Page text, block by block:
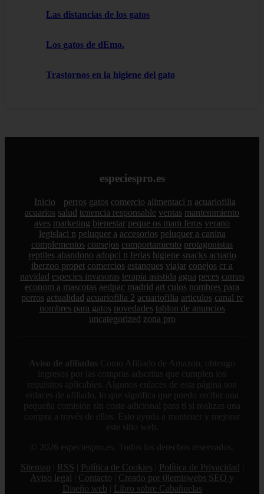
Las distancias de los gatos
Los gatos de dEmo.
Trastornos en la higiene del gato
especiespro.es
Inicio perros gatos comercio alimentaci n acuariofilia
acuarios salud tenencia responsable ventas mantenimiento
aves marketing bienestar peque os mam feros verano
legislaci n peluquer a accesorios peluquer a canina
complementos consejos comportamiento protagonistas
reptiles abandono adopci n ferias higiene snacks acuario
iberzoo propet comercios estanques viajar conejos cr a
navidad especies invasoras terapia asistida agua peces camas
econom a mascotas aedpac madrid art culos nombres para
perros actualidad acuariofilia 2 acuariofilia articulos canal tv
nombres para gatos novedades tablon de anuncios
uncategorized zona pro
Aviso de afiliados Como Afiliado de Amazon, obtengo
ingresos por las compras adscritas que cumplen los
requisitos aplicables. Algunos enlaces de esta página son
enlaces de afiliado, lo que significa que puedo recibir una
pequeña comisión sin coste adicional para ti si realizas una
compra a través de ellos. Esto ayuda a mantener y mejorar
este sitio web.
© 2026 especiespro.es. Todos los derechos reservados.
Sitemap
RSS Política de Cookies Política de Privacidad
Aviso legal
Contacto
Creado por 0lemiswebs SEO y
Diseño web
Libro sobre Cabañuelas